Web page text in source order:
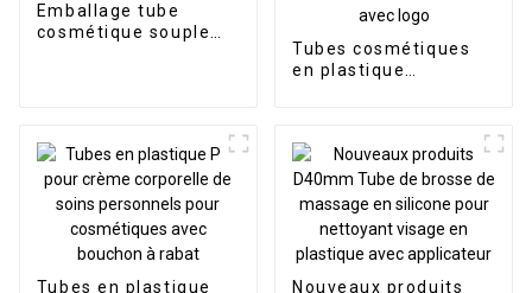
Emballage tube
cosmétique souple
Tubes cosmétiques
en plastique
lèvres, tube pour
baume à lèvres avec
logo
Tubes en plastique Nouveaux produits